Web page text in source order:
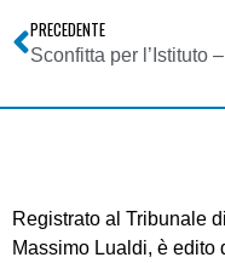
PRECEDENTE
Registrato al Tribunale
Massimo Lualdi, è edito